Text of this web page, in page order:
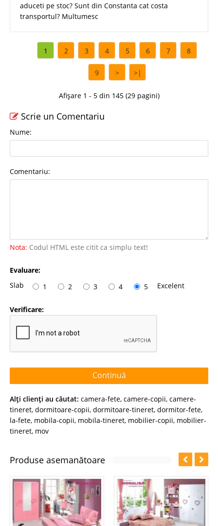
aduceti pe stoc? Sunt din Constanta cat costa
transportul? Multumesc
1 2 3 4 5 6 7 8
9 > >|
Afișare 1 - 5 din 145 (29 pagini)
Scrie un Comentariu
Nume:
Comentariu:
Nota: Codul HTML este citit ca simplu text!
Evaluare:
Slab
1 2 3 4 5 Excelent
Verificare:
Continuă
Alţi clienţi au căutat: camera-fete, camere-copii, camere-
tineret, dormitoare-copii, dormitoare-tineret, dormitor-fete,
la-fete, mobila-copii, mobila-tineret, mobilier-copii, mobilier-
tineret, mov
Produse asemanătoare